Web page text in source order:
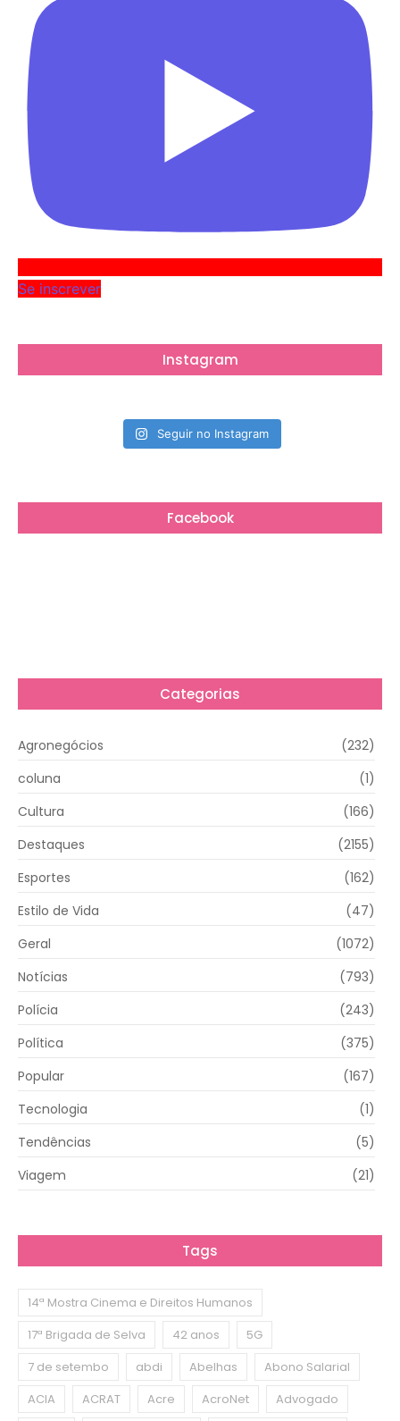
Se inscrever
Instagram
Seguir no Instagram
Facebook
Categorias
Agronegócios
(232)
coluna
(1)
Cultura
(166)
Destaques
(2155)
Esportes
(162)
Estilo de Vida
(47)
Geral
(1072)
Notícias
(793)
Polícia
(243)
Política
(375)
Popular
(167)
Tecnologia
(1)
Tendências
(5)
Viagem
(21)
Tags
14ª Mostra Cinema e Direitos Humanos
17ª Brigada de Selva
42 anos
5G
7 de setembo
abdi Abelhas
Abono Salarial
ACIA
ACRAT Acre AcroNet Advogado